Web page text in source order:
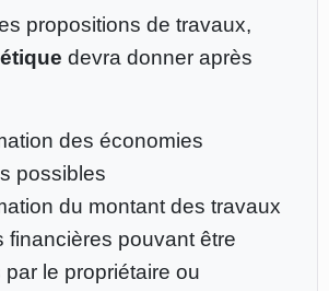
propositions de travaux,
devra donner après
des économies
possibles
du montant des travaux
financières pouvant être
le propriétaire ou